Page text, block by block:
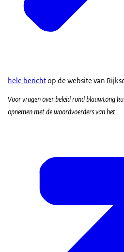
hele berichtop de website van
Voor vragen over beleid rond blauwtong
opnemen met de woordvoerders van het